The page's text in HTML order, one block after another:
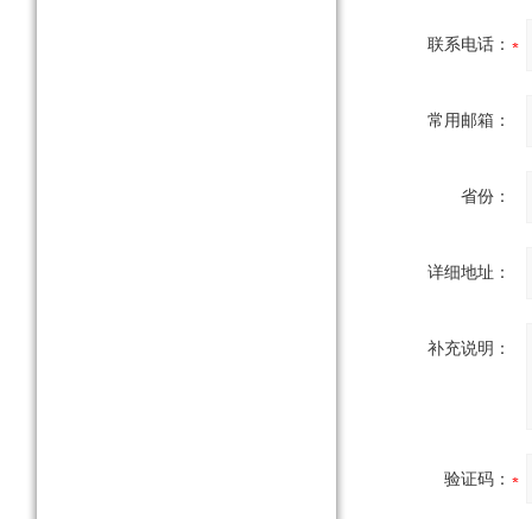
联系电话：
常用邮箱：
省份：
详细地址：
补充说明：
验证码：